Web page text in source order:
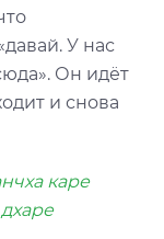
У нас
Он идёт
и снова
каре